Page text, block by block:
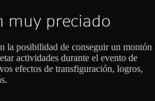
muy preciado
la posibilidad de conseguir un montón
actividades durante el evento de
efectos de transfiguración, logros,